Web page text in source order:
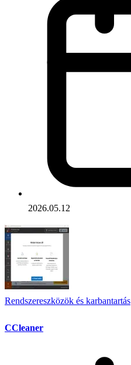
2026.05.12
Rendszereszközök és karbantartás
CCleaner